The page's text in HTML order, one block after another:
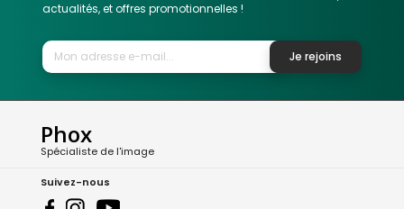
actualités, et offres promotionnelles !
Je rejoins
Phox
Spécialiste de l'image
Suivez-nous